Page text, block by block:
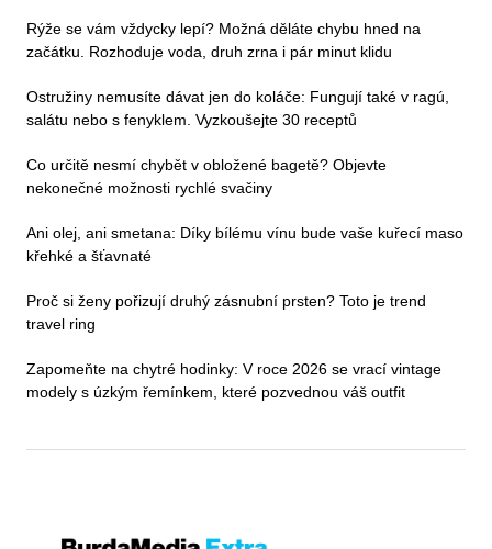
Rýže se vám vždycky lepí? Možná děláte chybu hned na
začátku. Rozhoduje voda, druh zrna i pár minut klidu
Ostružiny nemusíte dávat jen do koláče: Fungují také v ragú,
salátu nebo s fenyklem. Vyzkoušejte 30 receptů
Co určitě nesmí chybět v obložené bagetě? Objevte
nekonečné možnosti rychlé svačiny
Ani olej, ani smetana: Díky bílému vínu bude vaše kuřecí maso
křehké a šťavnaté
Proč si ženy pořizují druhý zásnubní prsten? Toto je trend
travel ring
Zapomeňte na chytré hodinky: V roce 2026 se vrací vintage
modely s úzkým řemínkem, které pozvednou váš outfit